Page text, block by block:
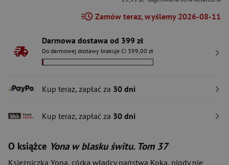
Zamów teraz, wyślemy 2026-08-11
Darmowa dostawa od 399 zł
Do darmowej dostawy brakuje Ci 399,00 zł
Kup teraz, zapłać za 30 dni
Kup teraz, zapłać za 30 dni
O książce Yona w blasku świtu. Tom 37
Księżniczka Yona, córka władcy państwa Koka, nigdy nie